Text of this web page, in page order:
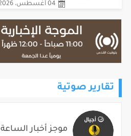
04 أغسطس، 2026 - 03:08pm
تقارير صوتية
موجز أخبار الساعة 8م 2026/08/05